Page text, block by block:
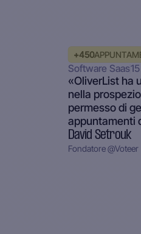
+450
Software Saas15
«OliverList ha
nella
permesso di
appuntamenti
David Setrouk
Fondatore@Voteer